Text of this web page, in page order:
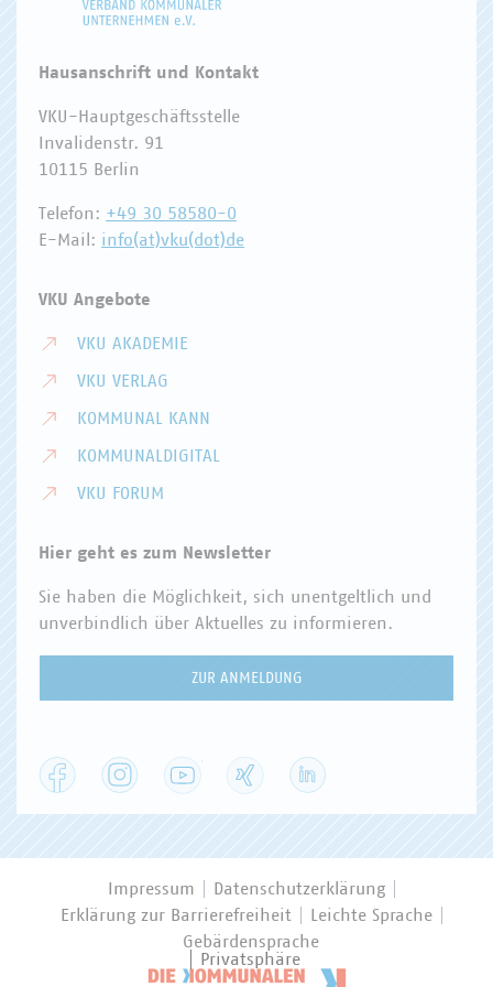
Hausanschrift und Kontakt
VKU-Hauptgeschäftsstelle
Invalidenstr. 91
10115 Berlin
Telefon: +49 30 58580-0
E-Mail: info(at)vku(dot)de
VKU Angebote
VKU AKADEMIE
VKU VERLAG
KOMMUNAL KANN
KOMMUNALDIGITAL
VKU FORUM
Hier geht es zum Newsletter
Sie haben die Möglichkeit, sich unentgeltlich und
unverbindlich über Aktuelles zu informieren.
ZUR ANMELDUNG
Facebook Instagram YouTube
Impressum
Datenschutzerklärung
Erklärung zur Barrierefreiheit
Leichte Sprache
Gebärdensprache
Privatsphäre